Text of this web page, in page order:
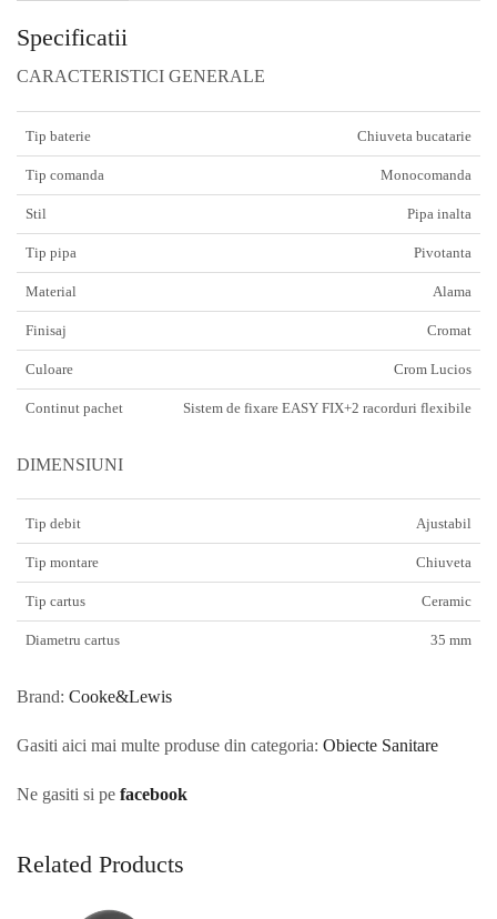
Specificatii
CARACTERISTICI GENERALE
Tip baterie Chiuveta bucatarie
Tip comanda Monocomanda
Stil Pipa inalta
Tip pipa Pivotanta
Material Alama
Finisaj Cromat
Culoare Crom Lucios
Continut pachet Sistem de fixare EASY FIX+2 racorduri flexibile
DIMENSIUNI
Tip debit Ajustabil
Tip montare Chiuveta
Tip cartus Ceramic
Diametru cartus 35 mm
Brand: Cooke&Lewis
Gasiti aici mai multe produse din categoria: Obiecte Sanitare
Ne gasiti si pe facebook
Related Products